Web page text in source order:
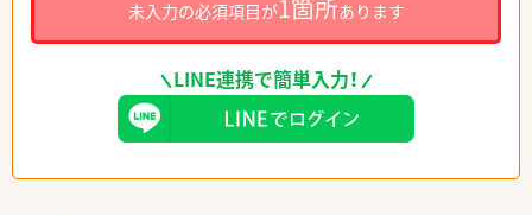
未入力の必須項目が1箇所あります
LINE連携で簡単入力！